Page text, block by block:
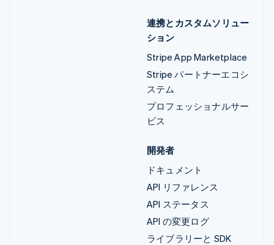
連携とカスタムソリュー
ション
Stripe App Marketplace
Stripe パートナーエコシ
ステム
プロフェッショナルサー
ビス
開発者
ドキュメント
API リファレンス
API ステータス
API の変更ログ
ライブラリーと SDK